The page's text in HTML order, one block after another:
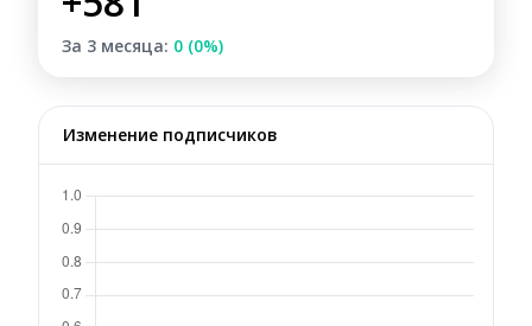
За 3 месяца: 0 (0%)
Изменение подписчиков